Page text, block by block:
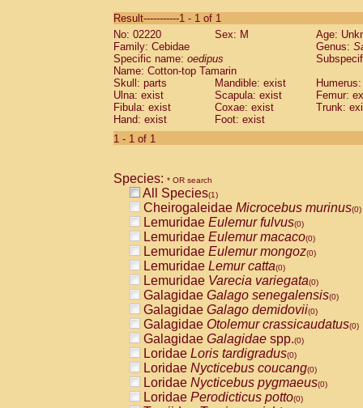
CebidaeSaguinus labiatus(0)
Cebidae Saguinus leucopus (0)
Cebidae
CebidaeSaguinus mystax
Cebidae Saguinus nigricollis (0)
Cebidae Saguinus oedipus
Cebidae Saguinus weddelli
Cebidae Saguinusspp.
Cebidae
CebidaeCebus capucinus
CebidaeCebus nigrivittatus
CebidaeCebus spp.(0)
CebidaeSaimiri boliviensis(0)
CebidaeSaimiri sciureus(0)
AtelidaeAlouatta caraya(0)
AtelidaeAlouatta fusca(0)
AtelidaeAlouatta seniculus(0)
AtelidaeAlouattaspp.(0)
AtelidaeAteles belzebuth(0)
AtelidaeAteles geoffroyi(0)
AtelidaeAteles paniscus(0)
AtelidaeAtelesspp.(0)
AtelidaeLagothrix lagothricha(0)
AtelidaeLagothrix lagothricha cana
PitheciidaeCacajao calvus
Result-----------1 - 1 of 1
No: 02220
Sex: M
Age:
Family: Cebidae
Genus:
Specific name: oedipus
Name: Cotton-top Tamarin
Skull: parts
Mandible: exist
Ulna: exist
Scapula: exist
Femur:
Fibula: exist
Coxae: exist
Trunk:
Hand: exist
Foot: exist
1 - 1 of 1
Species: * OR search
All Species(1)
Cheirogaleidae Microcebus murinus(0)
Lemuridae Eulemur fulvus(0)
Lemuridae Eulemur macaco(0)
Lemuridae Eulemur mongoz(0)
Lemuridae Lemur catta(0)
Lemuridae Varecia variegata(0)
Galagidae Galago senegalensis(0)
Galagidae Galago demidovii(0)
Galagidae Otolemur crassicaudatus(0)
Galagidae Galagidae spp.(0)
Loridae Loris tardigradus(0)
Loridae Nycticebus coucang(0)
Loridae Nycticebus pygmaeus(0)
Loridae Perodicticus potto(0)